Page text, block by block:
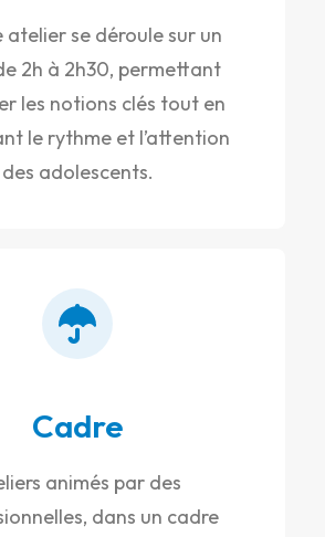
atelier se déroule sur un
2h à 2h30, permettant
les notions clés tout en
le rythme et l’attention
des adolescents.
Cadre
animés par des
dans un cadre